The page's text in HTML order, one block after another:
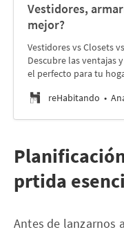
Vestidores,
mejor?
Vestidores vs Closets
Descubre las ventajas
el perfecto para tu
reHabitando
prtida
Antes de lanzarnos